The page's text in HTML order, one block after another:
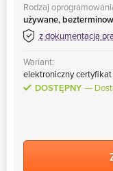
Rodzaj
używane,
z dokumentacją
Wariant:
elektroniczny certyfikat
DOSTĘPNY